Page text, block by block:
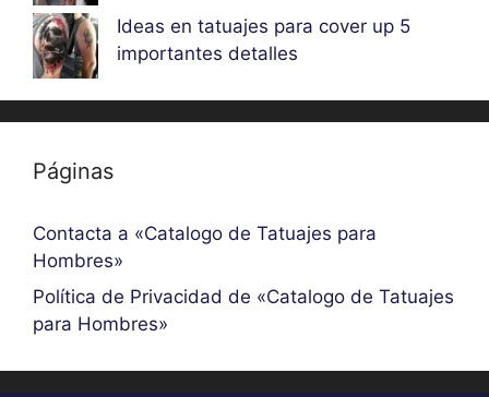
Ideas en tatuajes para cover up 5
importantes detalles
Páginas
Contacta a «Catalogo de Tatuajes para
Hombres»
Política de Privacidad de «Catalogo de Tatuajes
para Hombres»